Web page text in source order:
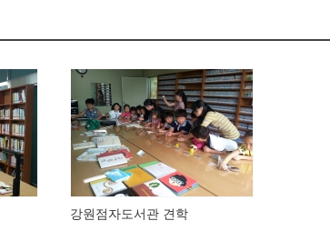
강원점자도서관 견학